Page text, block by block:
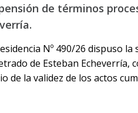
de términos
Nº 490/26 dispuso
de Esteban
de la validez de los actos